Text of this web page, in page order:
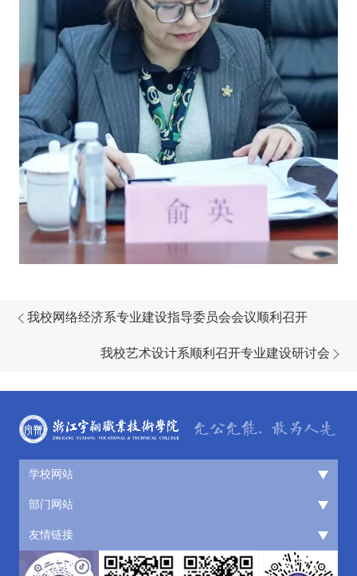
我校网络经济系专业建设指导委员会会议顺利召开
我校艺术设计系顺利召开专业建设研讨会
学校网站
部门网站
友情链接